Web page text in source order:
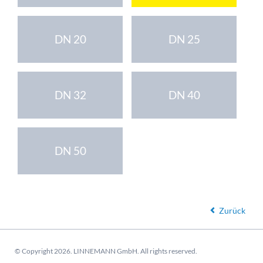
DN 20 DN 25
DN 32 DN 40
DN 50
Zurück
© Copyright 2026. LINNEMANN GmbH. All rights reserved.